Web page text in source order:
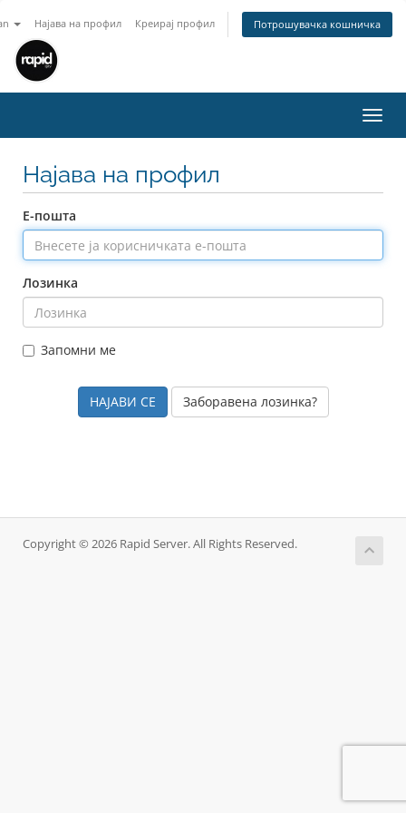
Најава на профил Креирај профил Потрошувачка кошничка
Најава на профил
Е-пошта
Лозинка
Запомни ме
Заборавена лозинка?
Copyright © 2026 Rapid Server. All Rights Reserved.